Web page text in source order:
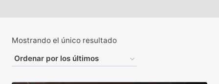
Mostrando el único resultado